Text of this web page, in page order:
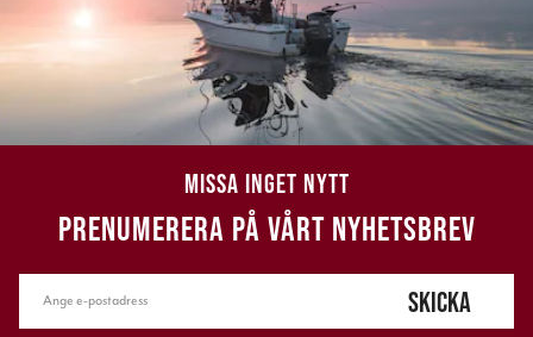
MISSA INGET NYTT
PRENUMERERA PÅ VÅRT NYHETSBREV
SKICKA